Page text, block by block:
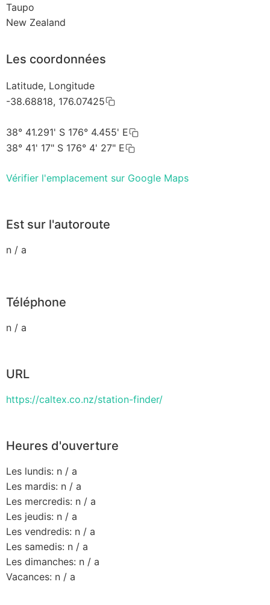
Taupo
New Zealand
Les coordonnées
Latitude, Longitude
-38.68818, 176.07425
38° 41.291' S 176° 4.455' E
38° 41' 17" S 176° 4' 27" E
Vérifier l'emplacement sur Google Maps
Est sur l'autoroute
n / a
Téléphone
n / a
URL
https://caltex.co.nz/station-finder/
Heures d'ouverture
Les lundis: n / a
Les mardis: n / a
Les mercredis: n / a
Les jeudis: n / a
Les vendredis: n / a
Les samedis: n / a
Les dimanches: n / a
Vacances: n / a